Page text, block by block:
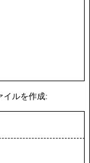
イルを作成: